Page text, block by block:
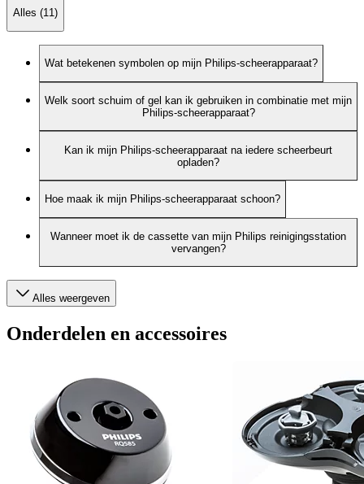
Alles (11)
Wat betekenen symbolen op mijn Philips-scheerapparaat?
Welk soort schuim of gel kan ik gebruiken in combinatie met mijn
Philips-scheerapparaat?
Kan ik mijn Philips-scheerapparaat na iedere scheerbeurt
opladen?
Hoe maak ik mijn Philips-scheerapparaat schoon?
Wanneer moet ik de cassette van mijn Philips reinigingsstation
vervangen?
Alles weergeven
Onderdelen en accessoires